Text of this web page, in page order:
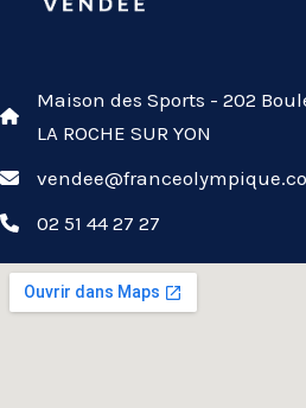
Maison des Sports - 202
LA ROCHE SUR YON
02 51 44 27 27